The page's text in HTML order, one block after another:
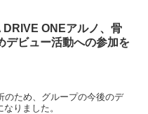
ONEアルノ、骨
デビュー活動への参加を
のため、グループの今後のデ
りました。